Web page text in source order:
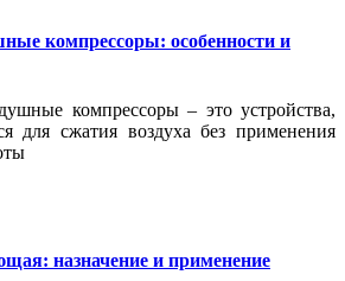
компрессоры: особенности и
компрессоры – это устройства,
для сжатия воздуха без применения
назначение и применение